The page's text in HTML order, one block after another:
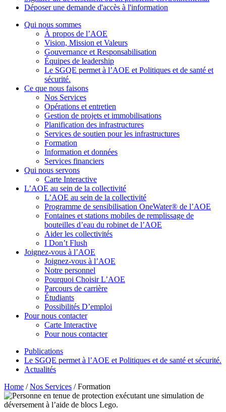
Déposer une demande d'accès à l'information
Qui nous sommes
À propos de l’AOE
Vision, Mission et Valeurs
Gouvernance et Responsabilisation
Équipes de leadership
Le SGQE permet à l’AOE et Politiques et de santé et
sécurité.
Ce que nous faisons
Nos Services
Opérations et entretien
Gestion de projets et immobilisations
Planification des infrastructures
Services de soutien pour les infrastructures
Formation
Information et données
Services financiers
Qui nous servons
Carte Interactive
L’AOE au sein de la collectivité
L’AOE au sein de la collectivité
Programme de sensibilisation OneWater® de l’AOE
Fontaines et stations mobiles de remplissage de
bouteilles d’eau du robinet de l’AOE
Aider les collectivités
I Don’t Flush
Joignez-vous à l’AOE
Joignez-vous à l’AOE
Notre personnel
Pourquoi Choisir L’AOE
Parcours de carrière
Étudiants
Possibilités D’emploi
Pour nous contacter
Carte Interactive
Pour nous contacter
Publications
Le SGQE permet à l’AOE et Politiques et de santé et sécurité.
Actualités
Home /Nos Services /Formation